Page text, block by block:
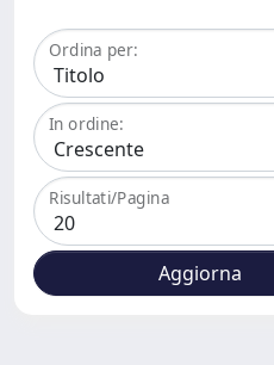
Ordina per:
In ordine:
Risultati/Pagina